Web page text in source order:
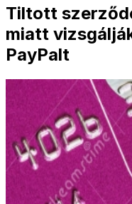
Tiltott
miatt
PayPalt